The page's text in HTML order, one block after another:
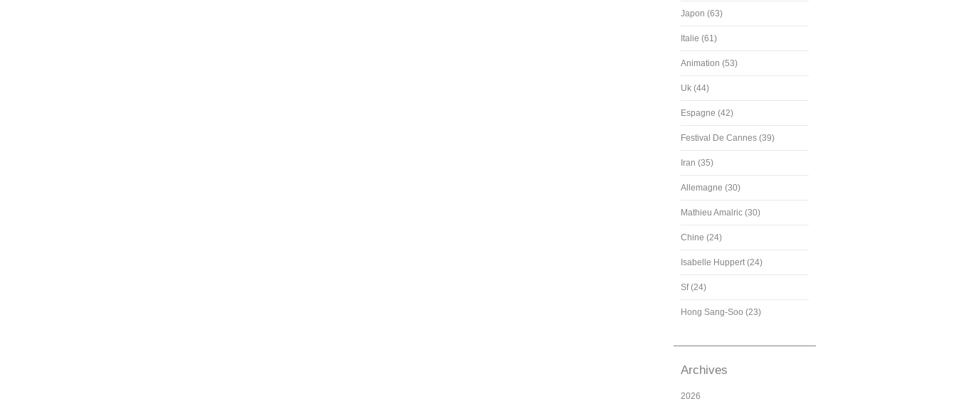
Japon (63)
Italie (61)
Animation (53)
Uk (44)
Espagne (42)
Festival De Cannes (39)
Iran (35)
Allemagne (30)
Mathieu Amalric (30)
Chine (24)
Isabelle Huppert (24)
Sf (24)
Hong Sang-Soo (23)
Archives
2026